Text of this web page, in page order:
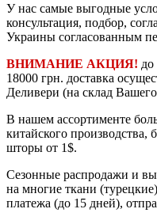
У нас самые выгодные
консультация, подбор,
Украины согласованным
ВНИМАНИЕ АКЦИЯ! до
18000 грн. доставка
Деливери (на склад
В нашем ассортименте
китайского производства,
шторы от 1$.
Сезонные распродажи и
на многие ткани
платежа (до 15 дней),